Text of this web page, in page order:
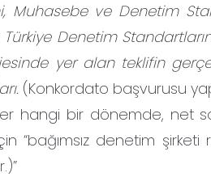
Muhasebe ve Denetim
Denetim
yer alan teklifin
(Konkordato başvurusu
hangi bir dönemde, net
“bağımsız denetim